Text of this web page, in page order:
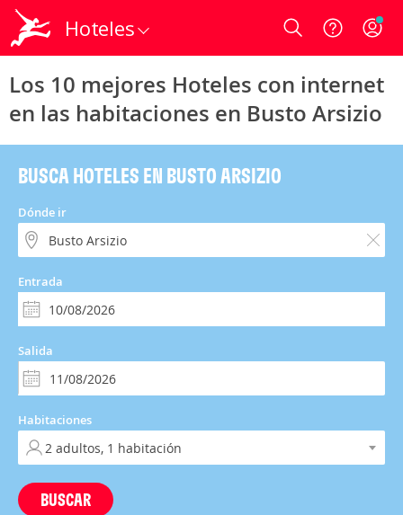
Hoteles Login
Los 10 mejores Hoteles con internet
en las habitaciones en Busto Arsizio
BUSCA HOTELES EN BUSTO ARSIZIO
Dónde ir
Entrada
Salida
Habitaciones
BUSCAR